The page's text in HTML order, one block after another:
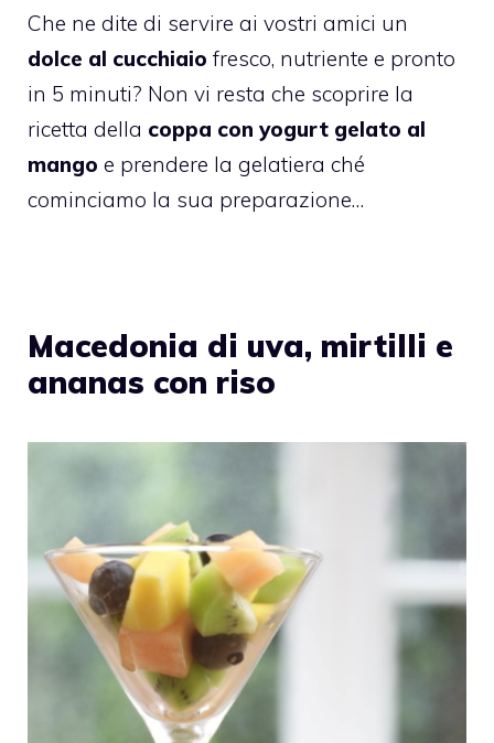
Che ne dite di servire ai vostri amici un
dolce al cucchiaio fresco, nutriente e pronto
in 5 minuti? Non vi resta che scoprire la
ricetta della coppa con yogurt gelato al
mango e prendere la gelatiera ché
cominciamo la sua preparazione…
Macedonia di uva, mirtilli e
ananas con riso